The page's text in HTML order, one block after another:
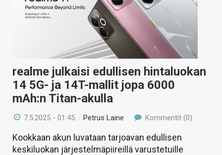
KAUPPA
HAKU
realme julkaisi edullisen hintaluokan
14 5G- ja 14T-mallit jopa 6000
mAh:n Titan-akulla
7.5.2025 - 01:45 /Petrus Laine Kommentit (0)
Kookkaan akun luvataan tarjoavan edullisen
keskiluokan järjestelmäpiireillä varustetuille